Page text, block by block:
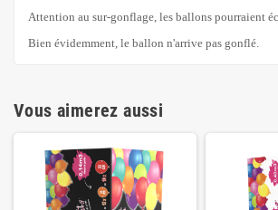
Attention au sur-gonflage, les ballons pourraient
Bien évidemment, le ballon n'arrive pas gonflé.
Vous aimerez aussi